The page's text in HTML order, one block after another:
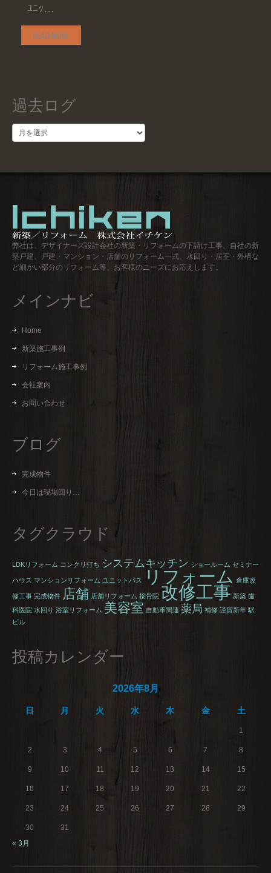
ﾕﾆｯ…
READ MORE
過去ログ
去
弊社は、デザイナーズ設計会社の新築・リフォームの下請け工事、自社の新
築戸建、戸建・マンション・店舗のリフォーム一式、水回り・居室・外構な
ど細かい部分のリフォーム等、お客様のニーズにお応えします。
メインナビ
Home
新築施工事例
リフォーム施工事例
会社案内
お問い合わせ
ブログ
完成物件
今日は現場回り…
タグクラウド
LDKリフォーム コンクリ打ち システムキッチン ショールーム セミナー
ハウス マンションリフォーム ユニットバス リフォーム 倉庫改
修工事 完成物件 店舗 店舗リフォーム 接骨院 改修工事 新築 歯
科医院 水回り 浴室リフォーム 美容室 自動車関連 薬局 補修 謹賀新年 駅
ビル
投稿カレンダー
2026年8月
日 月 火 水 木 金 土
1
2 3 4 5 6 7 8
9 10 11 12 13 14 15
16 17 18 19 20 21 22
23 24 25 26 27 28 29
30
31
« 3月